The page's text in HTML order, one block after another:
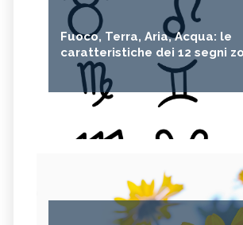
Fuoco, Terra, Aria, Acqua: le
caratteristiche dei 12 segni